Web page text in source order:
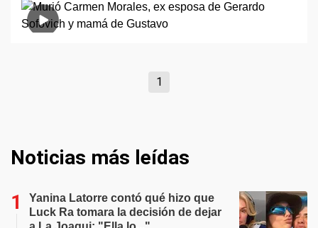
1
Noticias más leídas
Yanina Latorre contó qué hizo que
Luck Ra tomara la decisión de dejar